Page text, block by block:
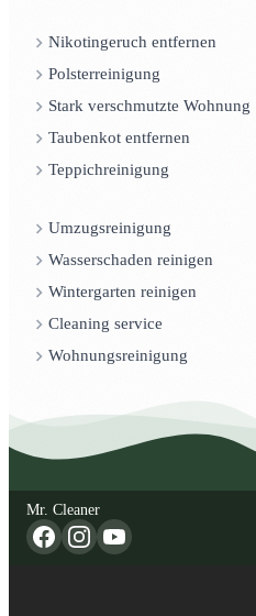
Nikotingeruch entfernen
Polsterreinigung
Stark verschmutzte Wohnung
Taubenkot entfernen
Teppichreinigung
Umzugsreinigung
Wasserschaden reinigen
Wintergarten reinigen
Cleaning service
Wohnungsreinigung
Mr. Cleaner